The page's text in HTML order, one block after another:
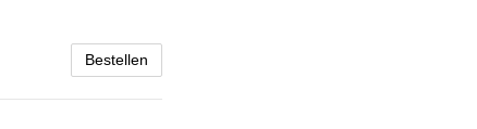
Bestellen